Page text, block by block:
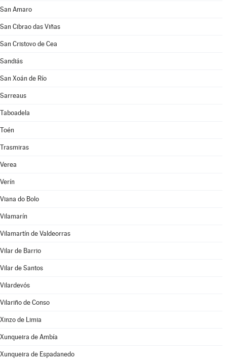
San Amaro
San Cibrao das Viñas
San Cristovo de Cea
Sandiás
San Xoán de Río
Sarreaus
Taboadela
Toén
Trasmiras
Verea
Verín
Viana do Bolo
Vilamarín
Vilamartín de Valdeorras
Vilar de Barrio
Vilar de Santos
Vilardevós
Vilariño de Conso
Xinzo de Limia
Xunqueira de Ambía
Xunqueira de Espadanedo